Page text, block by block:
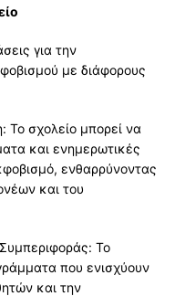
για την
με διάφορους
Το σχολείο μπορεί να
και ενημερωτικές
ενθαρρύνοντας
και του
Το
που ενισχύουν
και την